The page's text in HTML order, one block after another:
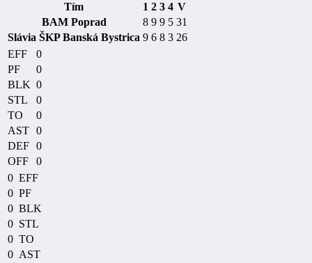
Tím
1 2 3 4 V
BAM Poprad
8 9 9 5 31
Slávia ŠKP Banská Bystrica 9 6 8 3 26
EFF
0
PF
0
BLK 0
STL
0
TO
0
AST 0
DEF 0
OFF
0
0 EFF
0 PF
0 BLK
0 STL
0 TO
0 AST